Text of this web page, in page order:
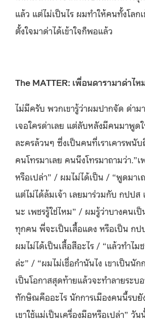
แล้ว แต่ไม่เป็นไร ผมทำให้คนทั้งโลก
ตั้งใจมาด่าได้เข้าใจก็พอแล้ว
The MATTER: เพื่อนดารามาด่าไห
ไม่มีครับ พวกเขารู้ว่าผมปากจัด ด่า
เจอใครด่าเลย แต่ลับหลังมีคนมาพูด
ละครล้วนๆ ซึ่งเป็นคนที่เราเคารพนั
คนโทรมาเลย คนนึงโทรมาถามว่า.”เ
หรือเปล่า” / ผมไม่ได้เป็น / “พูดมาเ
แต่ไม่ได้ล้มเจ้า เลยมาร่วมกับ กปปส
นะ เพชรรู้ใช่ไหม” / ผมรู้ว่าบางคนเ
ทุกคน พี่จะเป็นเสื้อแดง หรือเป็น กป
ผมไม่ได้เป็นเสื้อสีอะไร / “แล้วทำไม
ล่ะ” / “ผมไม่เชื่อกำนันไง เขาเป็นนัก
เป็นโอกาสสุดท้ายแล้วจะทำลายระ
ทักษิณคืออะไร นักการเมืองคนนี้รบ
เขาใช้แม่เป็นเครื่องมือหรือเปล่า” วั